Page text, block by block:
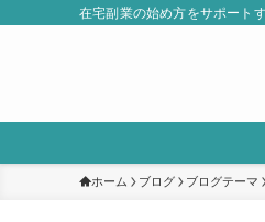
在宅副業の始め方をサポート
ホーム ブログ ブログテーマ